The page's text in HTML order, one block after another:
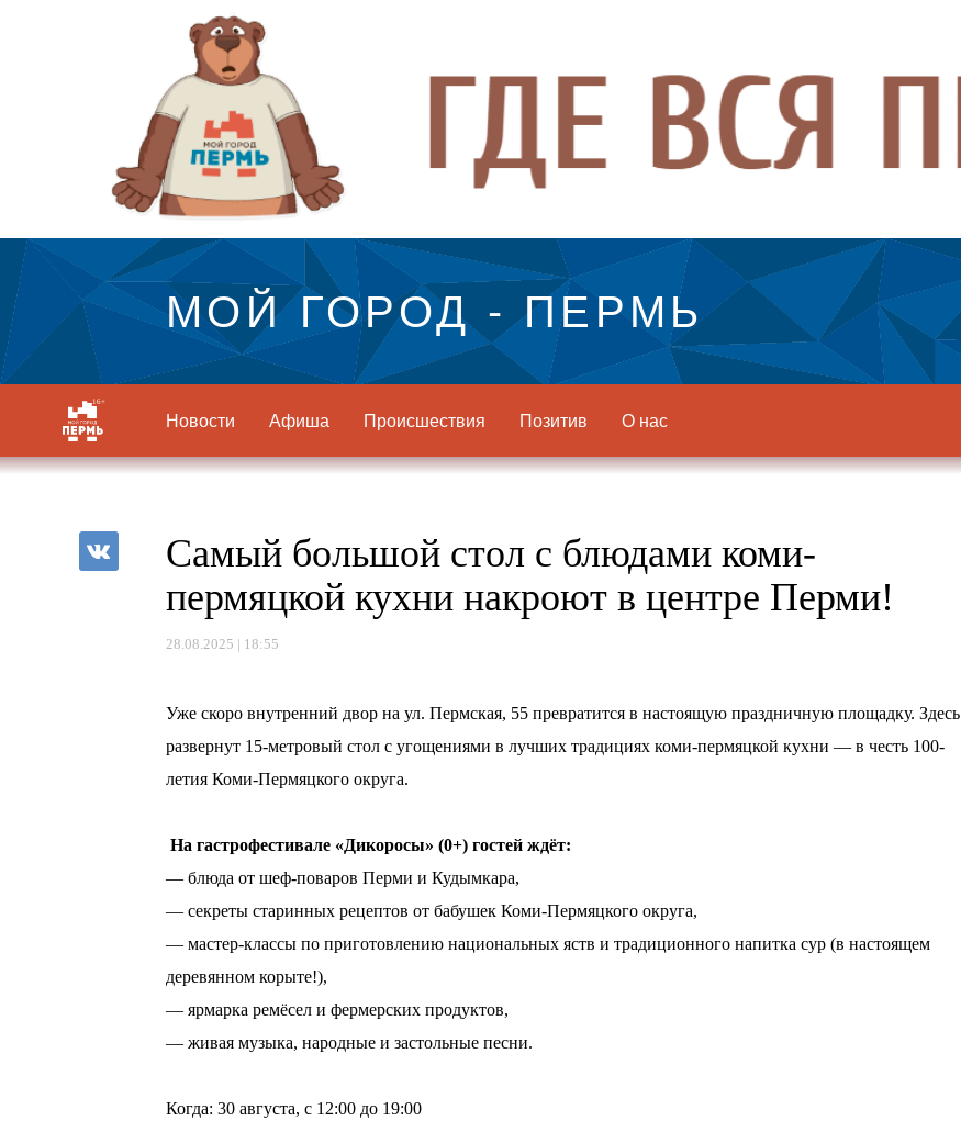
МОЙ ГОРОД - ПЕРМЬ
Новости Афиша Происшествия Позитив О нас
Самый большой стол с блюдами коми-
пермяцкой кухни накроют в центре Перми!
28.08.2025 | 18:55
Уже скоро внутренний двор на ул. Пермская, 55 превратится в настоящую праздничную площадку. Здесь
развернут 15-метровый стол с угощениями в лучших традициях коми-пермяцкой кухни — в честь 100-
летия Коми-Пермяцкого округа.
На гастрофестивале «Дикоросы» (0+) гостей ждёт:
— блюда от шеф-поваров Перми и Кудымкара,
— секреты старинных рецептов от бабушек Коми-Пермяцкого округа,
— мастер-классы по приготовлению национальных яств и традиционного напитка сур (в настоящем
деревянном корыте!),
— ярмарка ремёсел и фермерских продуктов,
— живая музыка, народные и застольные песни.
Когда: 30 августа, с 12:00 до 19:00